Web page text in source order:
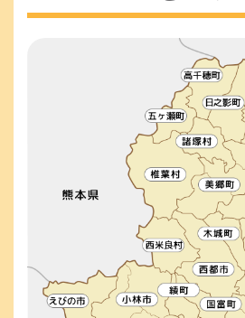
難
の
説
明
を
ス
キ
ッ
プ
避
所
と
は、
避
難
生
活
を
余
儀
く